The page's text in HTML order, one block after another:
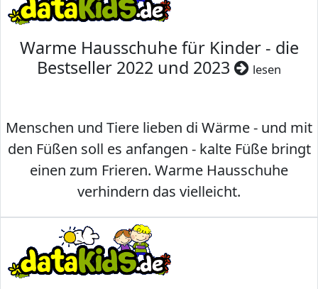
Warme Hausschuhe für Kinder - die
Bestseller 2022 und 2023
lesen
Menschen und Tiere lieben di Wärme - und mit
den Füßen soll es anfangen - kalte Füße bringt
einen zum Frieren. Warme Hausschuhe
verhindern das vielleicht.